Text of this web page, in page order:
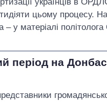
цьому процесу.
– у матеріалі
період на